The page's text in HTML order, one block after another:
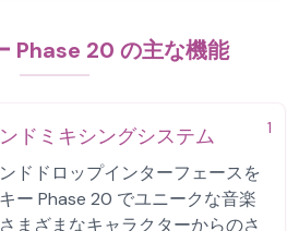
Phase 20 の主な機能
1
ドミキシングシステム
ドドロップインターフェースを
ー Phase 20 でユニークな音楽
まざまなキャラクターからのさ